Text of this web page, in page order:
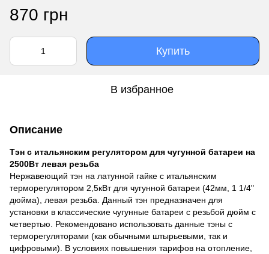
870 грн
Купить
В избранное
Описание
Тэн с итальянским регулятором для чугунной батареи на
2500Вт левая резьба
Нержавеющий тэн на латунной гайке с итальянским
терморегулятором 2,5кВт для чугунной батареи (42мм, 1 1/4"
дюйма), левая резьба. Данный тэн предназначен для
установки в классические чугунные батареи с резьбой дюйм с
четвертью. Рекомендовано использовать данные тэны с
терморегуляторами (как обычными штырьевыми, так и
цифровыми). В условиях повышения тарифов на отопление,